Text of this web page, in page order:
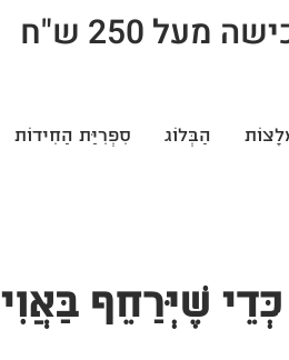
250 ש"ח
הַבְּלוֹג סִפְרִיַּת הַחִידוֹת
שֶׁיְּרַחֵף